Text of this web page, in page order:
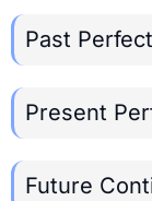
Past
Present
Future